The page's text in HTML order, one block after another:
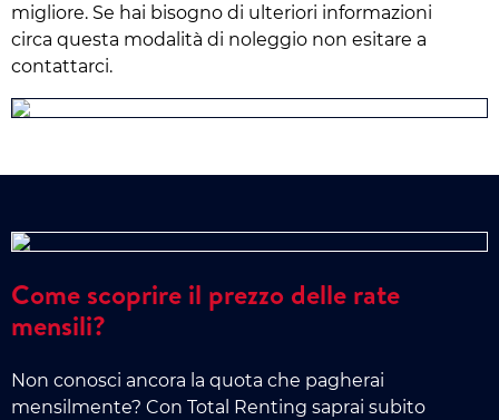
migliore. Se hai bisogno di ulteriori informazioni
circa questa modalità di noleggio non esitare a
contattarci.
Come scoprire il prezzo delle rate
mensili?
Non conosci ancora la quota che pagherai
mensilmente? Con Total Renting saprai subito